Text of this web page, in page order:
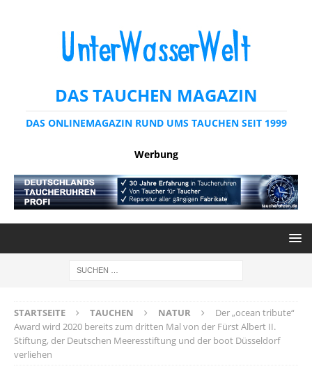
DAS TAUCHEN MAGAZIN
DAS ONLINEMAGAZIN RUND UMS TAUCHEN SEIT 1999
Werbung
STARTSEITE TAUCHEN NATUR
Der „ocean tribute“
Award wird 2020 bereits zum dritten Mal von der Fürst Albert II.
Stiftung, der Deutschen Meeresstiftung und der boot Düsseldorf
verliehen